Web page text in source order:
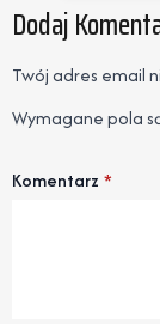
Dodaj
Twój adres email
Wymagane pola
Komentarz *